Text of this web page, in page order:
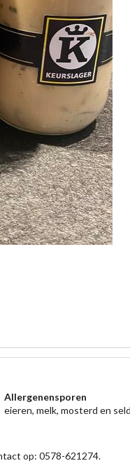
Allergenensporen
eieren, melk, mosterd en
op: 0578-621274.